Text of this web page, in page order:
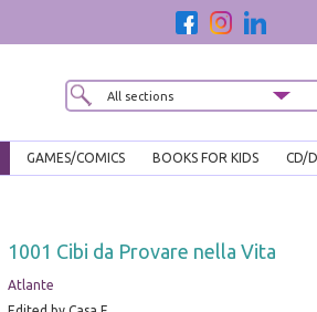
GAMES/COMICS BOOKS FOR KIDS CD/
1001 Cibi da Provare nella Vita
Atlante